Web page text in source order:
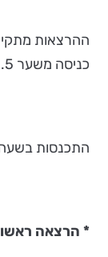
ההרצאות
כניסה משער 5.
התכנסות בשעה 09:30, תחילת ההרצאות בשעה
* הרצאה